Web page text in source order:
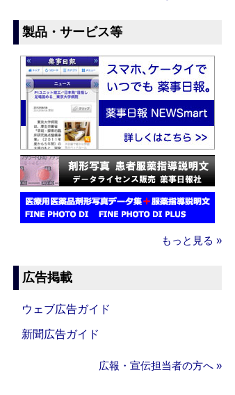
製品・サービス等
もっと見る »
広告掲載
ウェブ広告ガイド
新聞広告ガイド
広報・宣伝担当者の方へ »